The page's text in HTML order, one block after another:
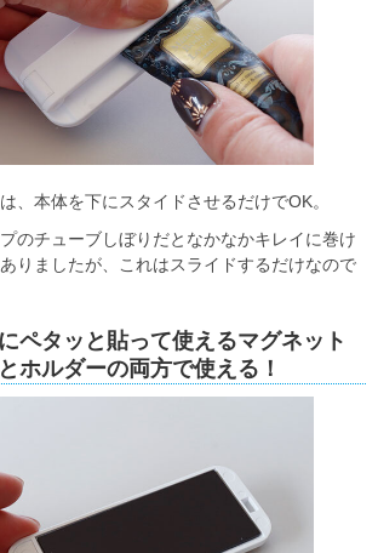
、本体を下にスタイドさせるだけでOK。
のチューブしぼりだとなかなかキレイに巻け
りましたが、これはスライドするだけなので
ペタッと貼って使えるマグネット
ホルダーの両方で使える！